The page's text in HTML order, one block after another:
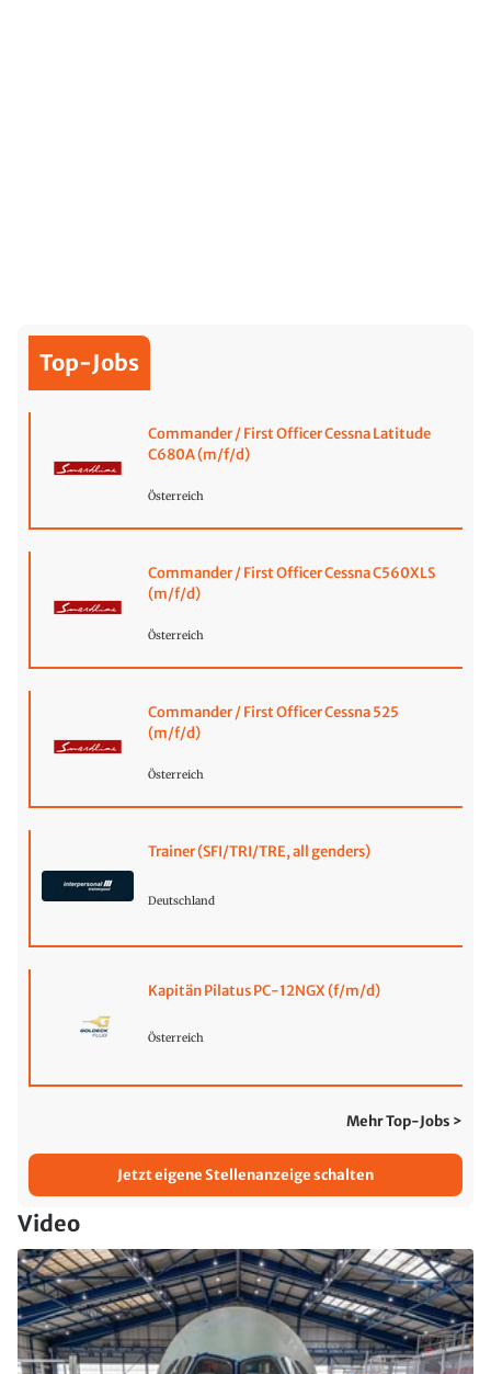
Top-Jobs
Commander / First Officer Cessna Latitude
C680A (m/f/d)
Österreich
Commander / First Officer Cessna C560XLS
(m/f/d)
Österreich
Commander / First Officer Cessna 525
(m/f/d)
Österreich
Trainer (SFI/TRI/TRE, all genders)
Deutschland
Kapitän Pilatus PC-12NGX (f/m/d)
Österreich
Mehr Top-Jobs >
Jetzt eigene Stellenanzeige schalten
Video